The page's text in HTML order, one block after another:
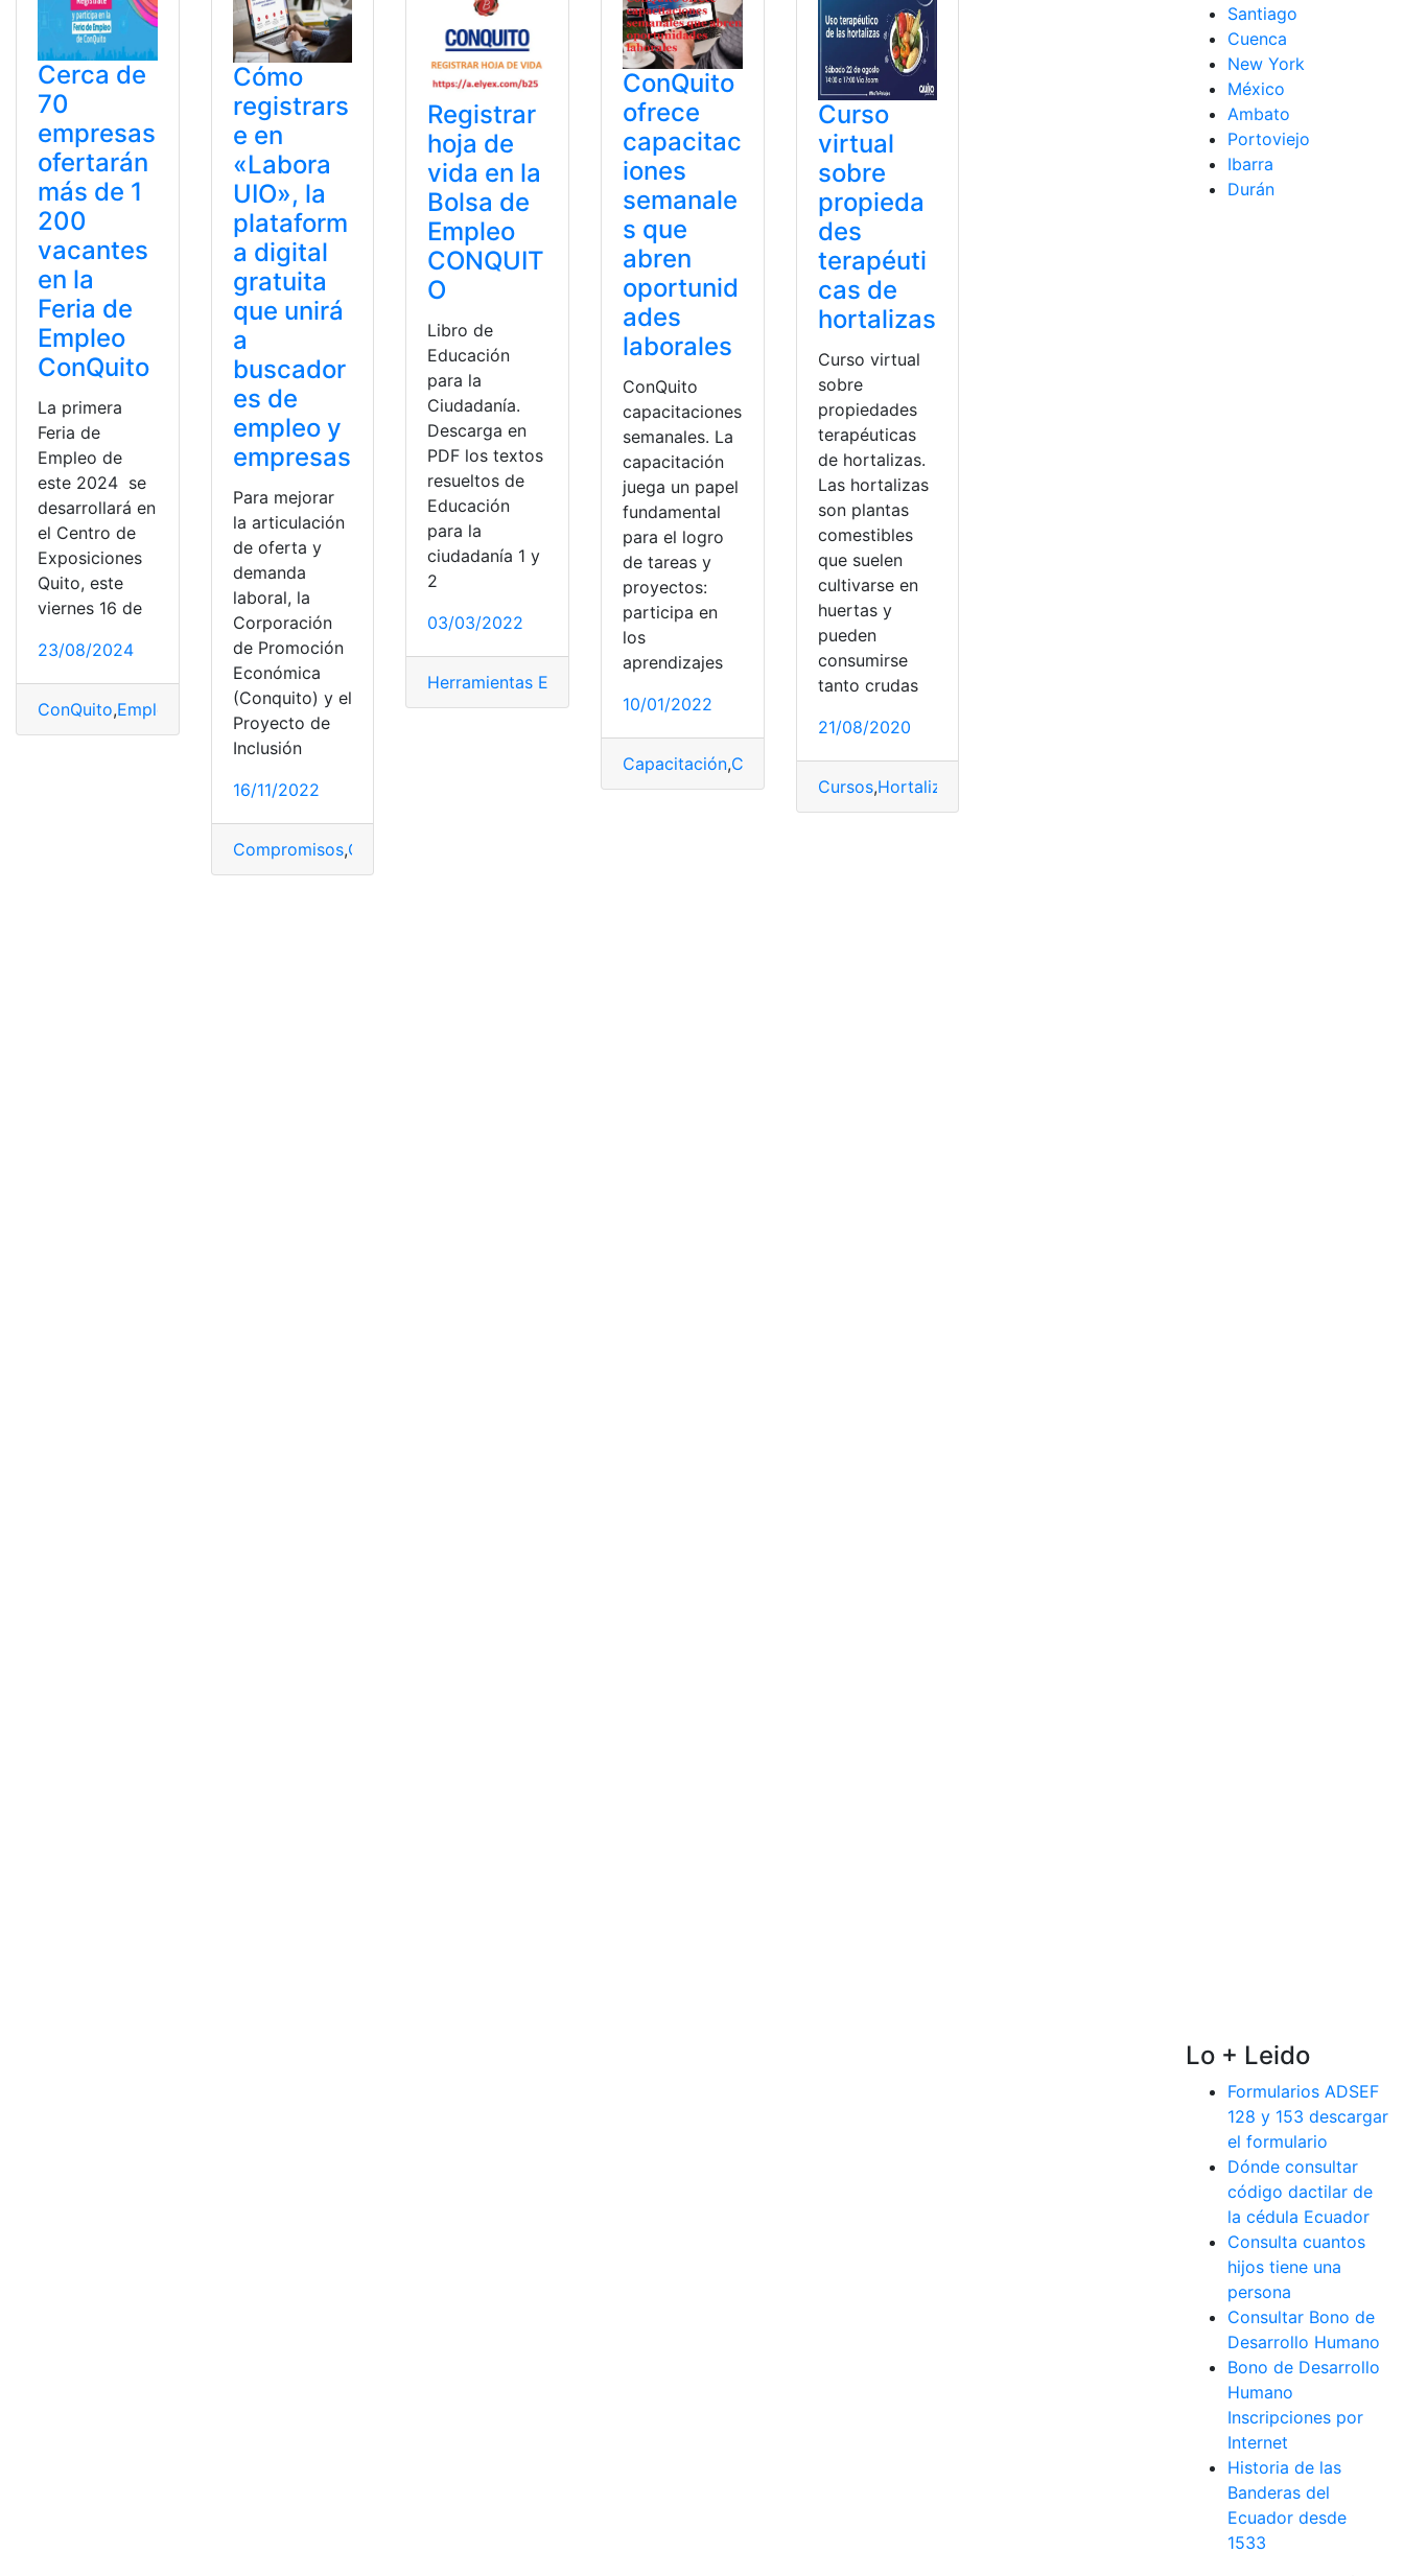
Cerca de
70
empresas
ofertarán
más de 1
200
vacantes
en la
Feria de
Empleo
ConQuito
La primera
Feria de
Empleo de
este 2024 se
desarrollará en
el Centro de
Exposiciones
Quito, este
viernes 16 de
23/08/2024
ConQuito,Empleo Feria,ofertarán,Quito Vacantes
Cómo
registrars
e en
«Labora
UIO», la
plataform
a digital
gratuita
que unirá
a
buscador
es de
empleo y
empresas
Para mejorar
la articulación
de oferta y
demanda
laboral, la
Corporación
de Promoción
Económica
(Conquito) y el
Proyecto de
Inclusión
16/11/2022
Compromisos,ConQuito
Registrar
hoja de
vida en la
Bolsa de
Empleo
CONQUIT
O
Libro de
Educación
para la
Ciudadanía.
Descarga en
PDF los textos
resueltos de
Educación
para la
ciudadanía 1 y
2
03/03/2022
Herramientas Ecuador top2,Trabajo
ConQuito
ofrece
capacitac
iones
semanale
s que
abren
oportunid
ades
laborales
ConQuito
capacitaciones
semanales. La
capacitación
juega un papel
fundamental
para el logro
de tareas y
proyectos:
participa en
los
aprendizajes
10/01/2022
Capacitación,ConQuito,Empleador,Empleo
Curso
virtual
sobre
propieda
des
terapéuti
cas de
hortalizas
Curso virtual
sobre
propiedades
terapéuticas
de hortalizas.
Las hortalizas
son plantas
comestibles
que suelen
cultivarse en
huertas y
pueden
consumirse
tanto crudas
21/08/2020
Cursos,Hortalizas
Santiago
Cuenca
New York
México
Ambato
Portoviejo
Ibarra
Durán
Lo + Leido
Formularios ADSEF
128 y 153 descargar
el formulario
Dónde consultar
código dactilar de
la cédula Ecuador
Consulta cuantos
hijos tiene una
persona
Consultar Bono de
Desarrollo Humano
Bono de Desarrollo
Humano
Inscripciones por
Internet
Historia de las
Banderas del
Ecuador desde
1533